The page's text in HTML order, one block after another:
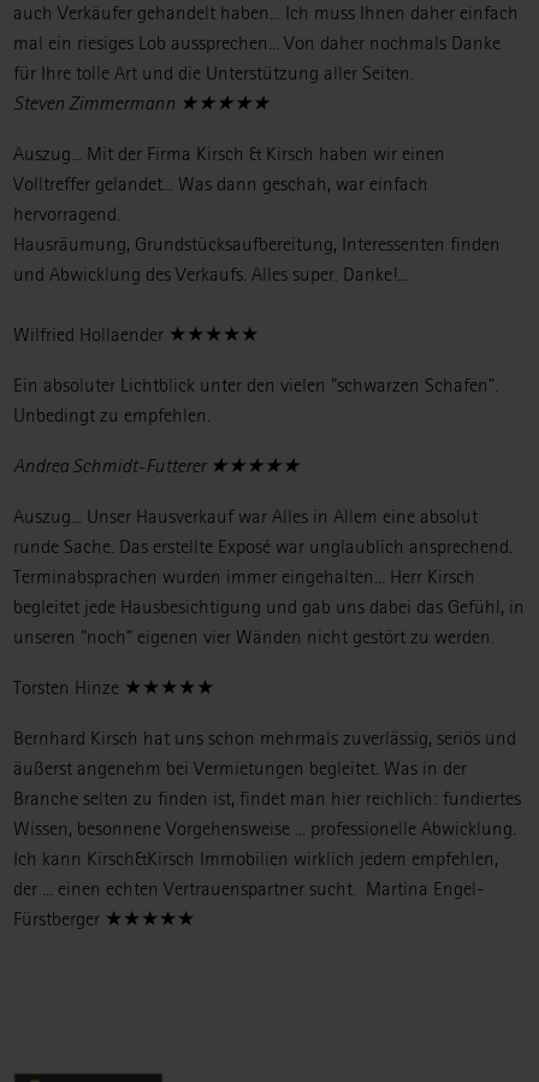
auch Verkäufer gehandelt haben... Ich muss Ihnen daher einfach
mal ein riesiges Lob aussprechen... Von daher nochmals Danke
für Ihre tolle Art und die Unterstützung aller Seiten.
Steven Zimmermann ★★★★★
Auszug... Mit der Firma Kirsch & Kirsch haben wir einen
Volltreffer gelandet... Was dann geschah, war einfach
hervorragend.
Hausräumung, Grundstücksaufbereitung, Interessenten finden
und Abwicklung des Verkaufs. Alles super. Danke!...
Wilfried Hollaender ★★★★★
Ein absoluter Lichtblick unter den vielen "schwarzen Schafen".
Unbedingt zu empfehlen.
Andrea Schmidt-Futterer ★★★★★
Auszug... Unser Hausverkauf war Alles in Allem eine absolut
runde Sache. Das erstellte Exposé war unglaublich ansprechend.
Terminabsprachen wurden immer eingehalten... Herr Kirsch
begleitet jede Hausbesichtigung und gab uns dabei das Gefühl, in
unseren "noch" eigenen vier Wänden nicht gestört zu werden.
Torsten Hinze ★★★★★
Bernhard Kirsch hat uns schon mehrmals zuverlässig, seriös und
äußerst angenehm bei Vermietungen begleitet. Was in der
Branche selten zu finden ist, findet man hier reichlich: fundiertes
Wissen, besonnene Vorgehensweise ... professionelle Abwicklung.
Ich kann Kirsch&Kirsch Immobilien wirklich jedem empfehlen,
der ... einen echten Vertrauenspartner sucht. Martina Engel-
Fürstberger ★★★★★